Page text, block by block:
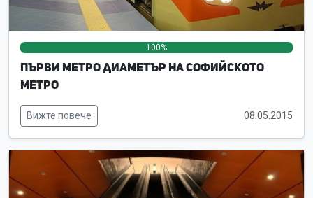
100%
Първи метро диаметър на Софийското
метро
Вижте повече 08.05.2015